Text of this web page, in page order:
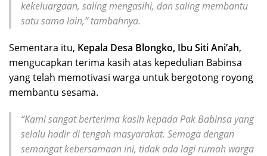
kekeluargaan, saling mengasihi, dan saling membantu
satu sama lain,” tambahnya.
Sementara itu, Kepala Desa Blongko, Ibu Siti Ani’ah,
mengucapkan terima kasih atas kepedulian Babinsa
yang telah memotivasi warga untuk bergotong royong
membantu sesama.
“Kami sangat berterima kasih kepada Pak Babinsa yang
selalu hadir di tengah masyarakat. Semoga dengan
semangat kebersamaan ini, tidak ada lagi rumah warga